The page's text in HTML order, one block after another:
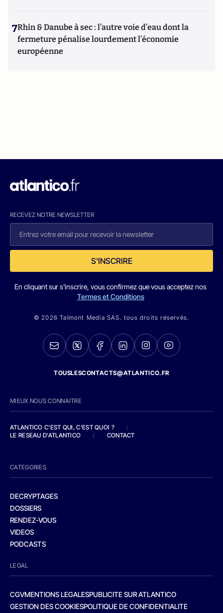
7Rhin & Danube à sec : l’autre voie d’eau dont la
fermeture pénalise lourdement l’économie
européenne
RECEVEZ NOTRE NEWSLETTER
S'INSCRIRE
En cliquant sur s'inscrire, vous confirmez que vous acceptez nos
Termes et Conditions
© 2026 Talmont Media SAS. tous droits réservés.
TOUSLESCONTACTS@ATLANTICO.FR
MIEUX NOUS CONNAITRE
ATLANTICO C'EST QUI, C'EST QUOI ?
/
LE RESEAU D'ATLANTICO
/ CONTACT
CATEGORIES
DECRYPTAGES
DOSSIERS
RENDEZ-VOUS
VIDEOS
PODCASTS
LEGAL
CGVMENTIONS LEGALESPUBLICITE SUR ATLANTICO
GESTION DES COOKIESPOLITIQUE DE CONFIDENTIALITE